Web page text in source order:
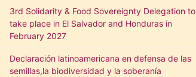
3rd Solidarity & Food Sovereignty Delegation to
take place in El Salvador and Honduras in
February 2027
Declaración latinoamericana en defensa de las
semillas,la biodiversidad y la soberanía